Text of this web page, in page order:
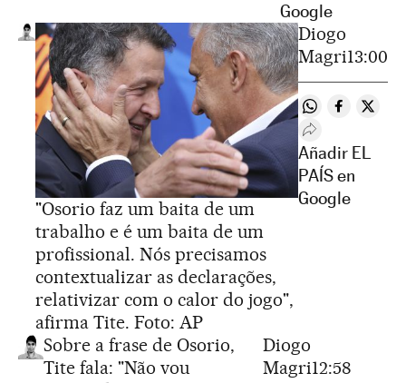
Google
"Osorio faz um baita de um
trabalho e é um baita de um
profissional. Nós precisamos
contextualizar as declarações,
relativizar com o calor do jogo",
afirma Tite. Foto: AP
Diogo
Magri13:00
Compartir en
Compartir
Desplegar
Añadir EL
PAÍS en
Google
Sobre a frase de Osorio,
Tite fala: "Não vou
Diogo
Magri12:58